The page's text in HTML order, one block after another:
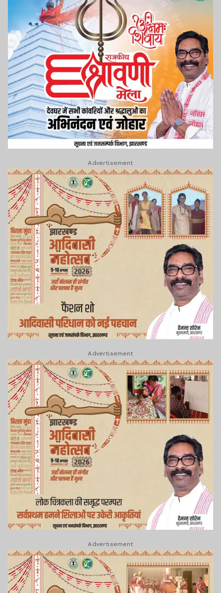
Advertisement
Advertisement
Advertisement